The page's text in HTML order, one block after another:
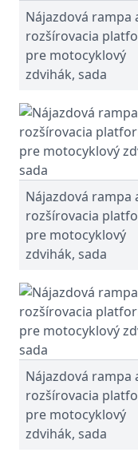
Nájazdová rampа
rozšírovacia
pre motocyklový
zdvihák, sada
Nájazdová rampа
rozšírovacia
pre motocyklový
zdvihák, sada
Nájazdová rampа
rozšírovacia
pre motocyklový
zdvihák, sada